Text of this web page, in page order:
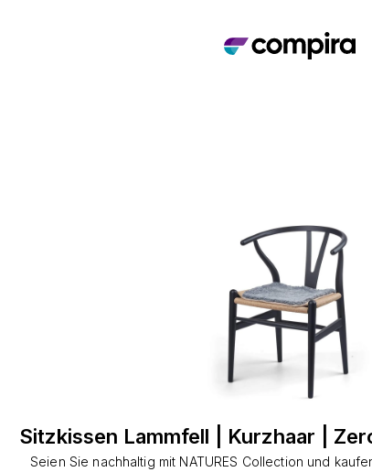
Sitzkissen Lammfell | Kurzhaar |
Seien Sie nachhaltig mit NATURES Collection und